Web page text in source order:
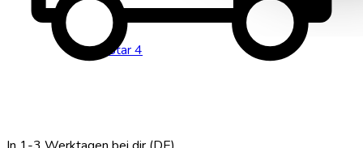
FamilyStar 4